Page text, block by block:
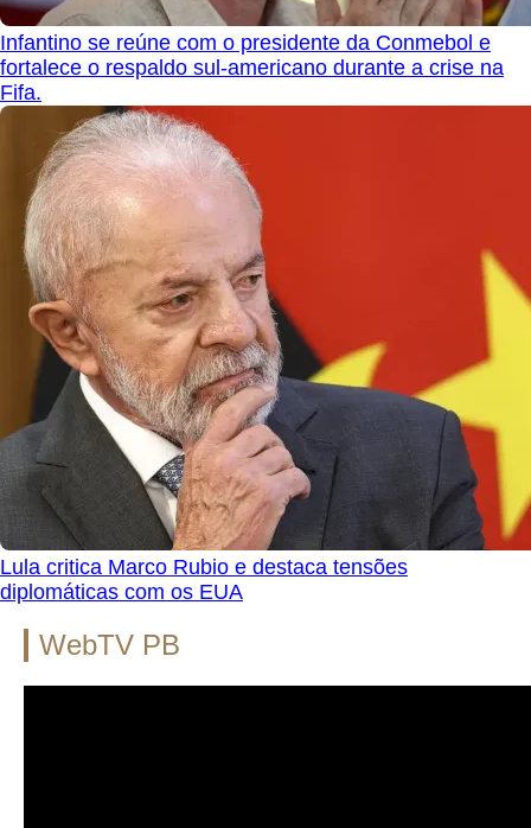
Infantino se reúne com o presidente da Conmebol e
fortalece o respaldo sul-americano durante a crise na
Fifa.
Lula critica Marco Rubio e destaca tensões
diplomáticas com os EUA
WebTV PB